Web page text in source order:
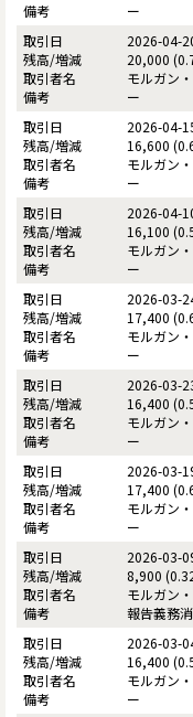
ー
2026-04-
20,000
モルガン
ー
2026-04-
16,600
モルガン
ー
2026-04-
16,100
モルガン
ー
2026-03-
17,400
モルガン
ー
2026-03-
16,400
モルガン
ー
2026-03-
17,400
モルガン
ー
2026-03-
8,900
モルガン
報告義務
2026-03-
16,400
モルガン
ー